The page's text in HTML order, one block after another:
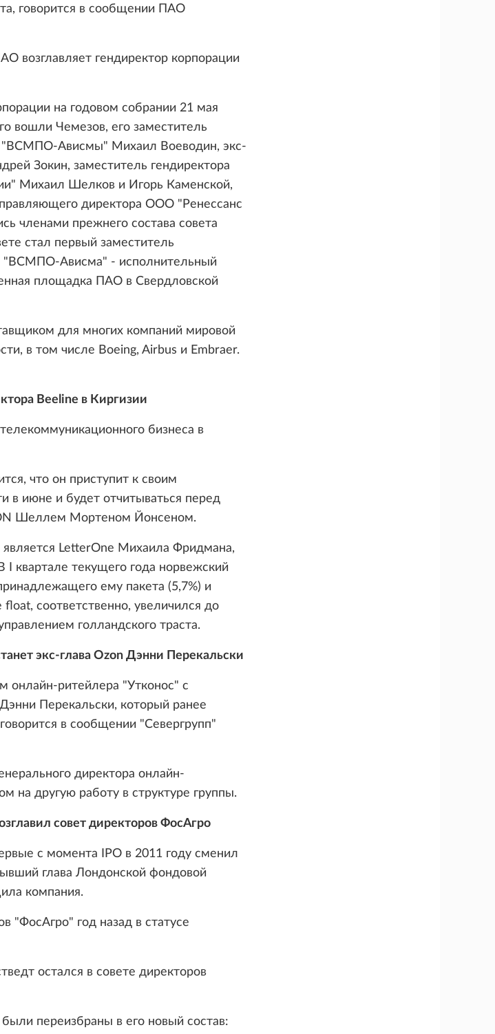
говорится в сообщении ПАО
возглавляет гендиректор корпорации
на годовом собрании 21 мая
вошли Чемезов, его заместитель
"ВСМПО-Ависмы" Михаил Воеводин, экс-
Зокин, заместитель гендиректора
Михаил Шелков и Игорь Каменской,
директора ООО "Ренессанс
членами прежнего состава совета
стал первый заместитель
"ВСМПО-Ависма" - исполнительный
площадка ПАО в Свердловской
для многих компаний мировой
в том числе Boeing, Airbus и Embraer.
Beeline в Киргизии
бизнеса в
что он приступит к своим
в июне и будет отчитываться перед
Шеллем Мортеном Йонсеном.
LetterOne Михаила Фридмана,
квартале текущего года норвежский
ему пакета (5,7%) и
соответственно, увеличился до
голландского траста.
экс-глава Ozon Дэнни Перекальски
онлайн-ритейлера "Утконос" с
Перекальски, который ранее
в сообщении "Севергрупп"
директора онлайн-
на другую работу в структуре группы.
совет директоров ФосАгро
с момента IPO в 2011 году сменил
глава Лондонской фондовой
компания.
"ФосАгро" год назад в статусе
остался в совете директоров
переизбраны в его новый состав: